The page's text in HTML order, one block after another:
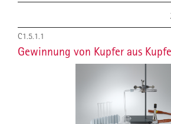
C1.5.1.1
Gewinnung von Kupfer aus